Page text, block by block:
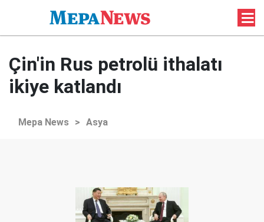
Çin'in Rus petrolü ithalatı
ikiye katlandı
Mepa News > Asya